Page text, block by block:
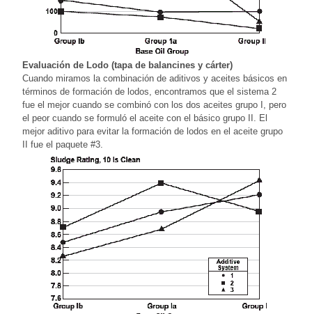
Evaluación de Lodo (tapa de balancines y cárter)
Cuando miramos la combinación de aditivos y aceites básicos en
términos de formación de lodos, encontramos que el sistema 2
fue el mejor cuando se combinó con los dos aceites grupo I, pero
el peor cuando se formuló el aceite con el básico grupo II. El
mejor aditivo para evitar la formación de lodos en el aceite grupo
II fue el paquete #3.